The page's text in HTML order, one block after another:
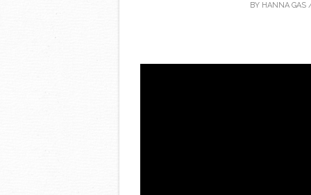
BY HANNA GAS